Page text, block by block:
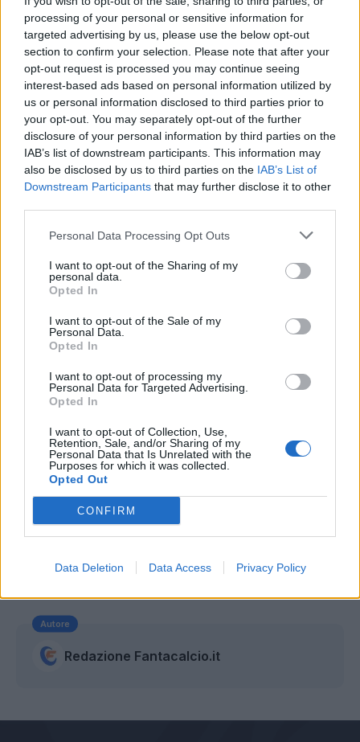
processing of your personal or sensitive information for
targeted advertising by us, please use the below opt-out
section to confirm your selection. Please note that after your
opt-out request is processed you may continue seeing
interest-based ads based on personal information utilized by
us or personal information disclosed to third parties prior to
your opt-out. You may separately opt-out of the further
disclosure of your personal information by third parties on the
IAB’s list of downstream participants. This information may
also be disclosed by us to third parties on the IAB’s List of
Downstream Participants that may further disclose it to other
Personal Data Processing Opt Outs
I want to opt-out of the Sharing of my
personal data.
Opted In
I want to opt-out of the Sale of my
Personal Data.
Opted In
I want to opt-out of processing my
Personal Data for Targeted Advertising.
Opted In
I want to opt-out of Collection, Use,
Retention, Sale, and/or Sharing of my
Personal Data that Is Unrelated with the
Purposes for which it was collected.
Opted Out
CONFIRM
Data Deletion Data Access Privacy Policy
Verona contro il Chievoe Inzaghi messo
nuovamente in discussione. In zona
retrocessione, respira il
che vince
contro l'Udinese, mentre ilCagliaricade in
casa contro ilVerona .
Juventus58
Roma49
Fiorentina42
Sampdoria39
Genoa36
Inter35
Milan34
Palermo34
Sassuolo29
Udinese28
Verona28
Chievo25
Atalanta23
Cagliari20
Autore
Redazione Fantacalcio.it